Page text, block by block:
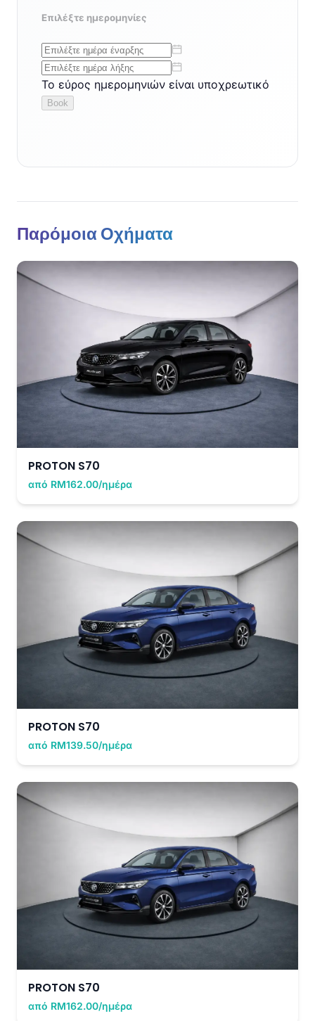
Παρόμοια Οχήματα
PROTON S70
από RM162.00/ημέρα
PROTON S70
από RM139.50/ημέρα
PROTON S70
από RM162.00/ημέρα